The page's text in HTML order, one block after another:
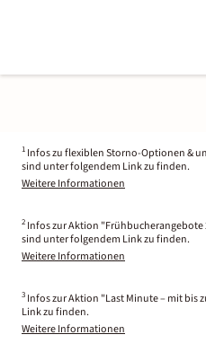
1 Infos zu flexiblen Storno-Optionen &
sind unter folgendem Link zu finden.
Weitere Informationen
2 Infos zur Aktion "Frühbucherangebote
sind unter folgendem Link zu finden.
Weitere Informationen
3 Infos zur Aktion "Last Minute – mit bis
Link zu finden.
Weitere Informationen